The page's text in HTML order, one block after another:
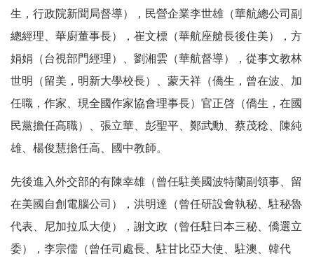
生，行政院新聞局督導），民營企業李世雄（華航總公司副
總經理、華廚董事長），崔文標（華航座艙長後住美），方
娟娟（台視部門經理）、劉湘雲（華航督導），從事文教林
世明（留美，明新大學校長）、蒙天祥（僑生，曾在波、加
任職，作家、現全國作家協會理事長）官正啓（僑生，在國
民黨擔任高職）、張立華、彭聖平、鄭武勳、蔡茂稔、陳純
雄、楊俊慧擔任高、國中教師。
先後進入外交部的有陳幸雄（曾任駐美國波特蘭副領事、留
在美國自創電腦公司），洪明達（曾任研設會執秘、駐秘魯
代表、尼加拉瓜大使），謝文政（曾任駐日本三秘、僑選立
委），李宗儒（曾任司處長、駐甘比亞大使、駐澳、韓代